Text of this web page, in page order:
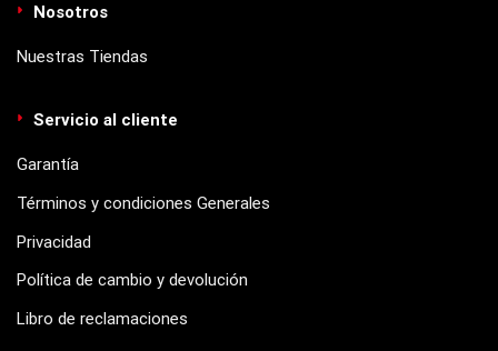
Nosotros
Nuestras Tiendas
Servicio al cliente
Garantía
Términos y condiciones Generales
Privacidad
Política de cambio y devolución
Libro de reclamaciones